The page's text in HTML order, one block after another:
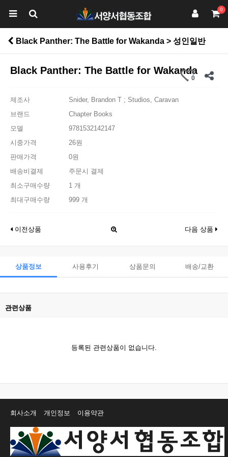
0
Black Panther: The Battle for Wakanda > 성인일반
Black Panther: The Battle for Wakanda
0
제조사
Snider, Brandon T ; Studios, Caravan
브랜드
Chapter Books
모델
9781532142147
시중가격
26원
판매가격
0원
배송비결제
주문시 결제
최소구매수량
1 개
최대구매수량
999 개
이전상품 다음 상품
상품정보 사용후기 상품문의 배송/교환
관련상품
등록된 관련상품이 없습니다.
회사소개 개인정보 이용약관